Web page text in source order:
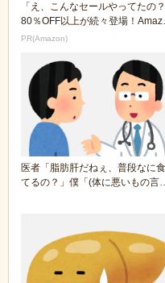
「え、こんなセールやってたの？
80％OFF以上が続々登場！
の本気が...
PR(Amazon)
医者「脂肪肝だねぇ、普段なに
てるの？」僕「(体に悪いもの言